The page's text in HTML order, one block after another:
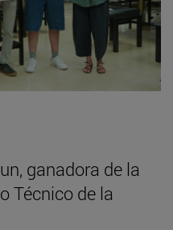
ganadora de la
Técnico de la